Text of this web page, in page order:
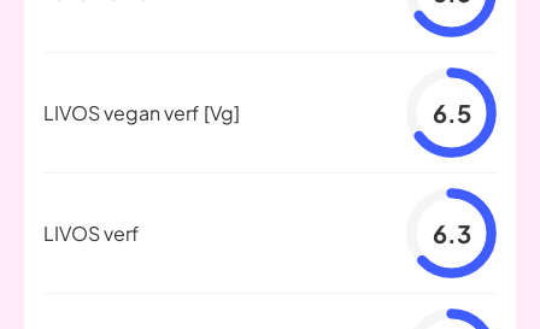
LIVOS vegan verf [Vg] 6.5
LIVOS verf 6.3